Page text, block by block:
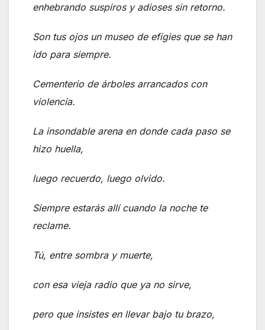
enhebrando suspiros y adioses sin retorno.
Son tus ojos un museo de efigies que se han
ido para siempre.
Cementerio de árboles arrancados con
violencia.
La insondable arena en donde cada paso se
hizo huella,
luego recuerdo, luego olvido.
Siempre estarás allí cuando la noche te
reclame.
Tú, entre sombra y muerte,
con esa vieja radio que ya no sirve,
pero que insistes en llevar bajo tu brazo,